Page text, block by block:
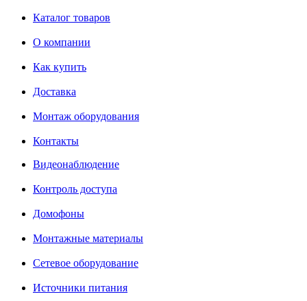
Каталог товаров
О компании
Как купить
Доставка
Монтаж оборудования
Контакты
Видеонаблюдение
Контроль доступа
Домофоны
Монтажные материалы
Сетевое оборудование
Источники питания